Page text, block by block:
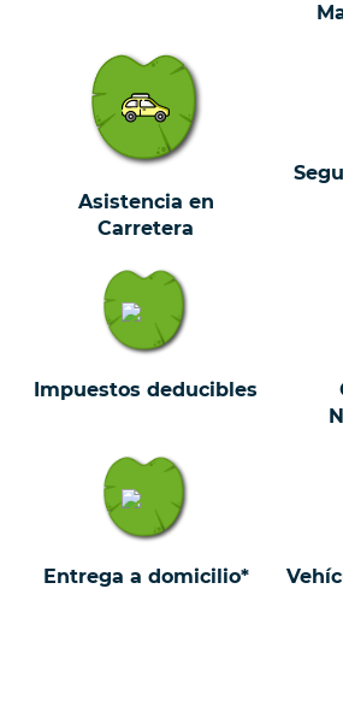
Asistencia en
Carretera
Impuestos deducibles
Entrega a domicilio*